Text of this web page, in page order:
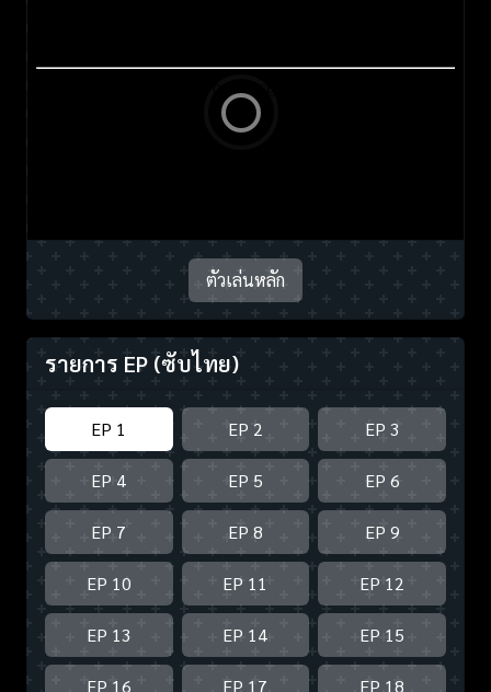
ตัวเล่นหลัก
รายการ EP (ซับไทย)
EP 1 EP 2 EP 3
EP 4 EP 5 EP 6
EP 7 EP 8 EP 9
EP 10 EP 11 EP 12
EP 13 EP 14 EP 15
EP 16 EP 17 EP 18